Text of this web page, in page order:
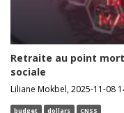
Retraite au point
sociale
Liliane Mokbel, 2025-11-08
budget dollars CNSS